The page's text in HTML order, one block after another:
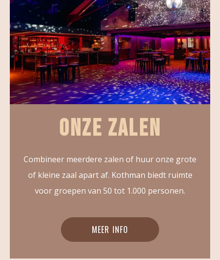
ONZE ZALEN
Combineer meerdere zalen of huur onze grote
of kleine zaal apart af. Kothman biedt ruimte
voor groepen van 50 tot 1.000 personen.
MEER INFO